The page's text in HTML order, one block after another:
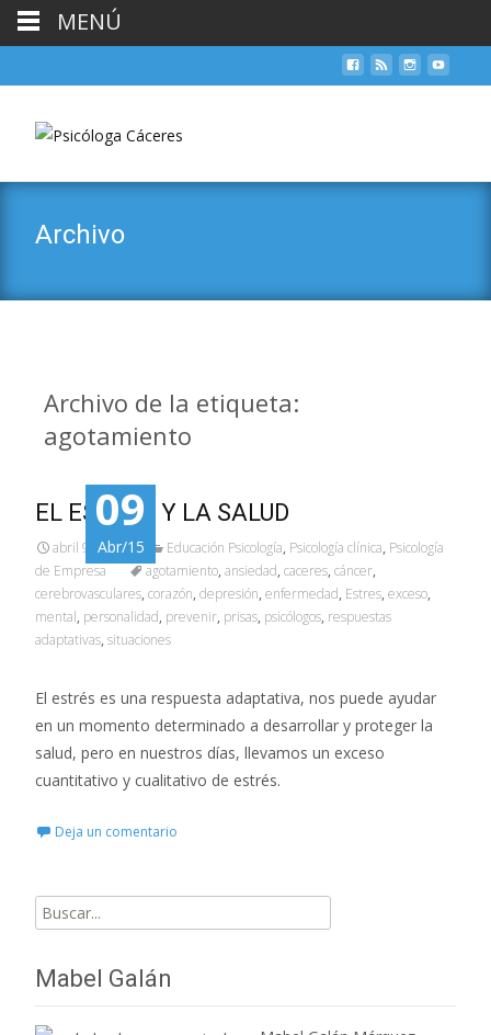
Archivo
Archivo de la etiqueta:
agotamiento
09
Abr/15
EL ESTRÉS Y LA SALUD
abril 9, 2015 Educación Psicología, Psicología clínica, Psicología
de Empresa
agotamiento, ansiedad, caceres, cáncer,
cerebrovasculares, corazón, depresión, enfermedad, Estres, exceso,
mental, personalidad, prevenir, prisas, psicólogos, respuestas
adaptativas, situaciones
El estrés es una respuesta adaptativa, nos puede ayudar
en un momento determinado a desarrollar y proteger la
salud, pero en nuestros días, llevamos un exceso
cuantitativo y cualitativo de estrés.
Deja un comentario
Buscar
por:
Mabel Galán
MENÚ